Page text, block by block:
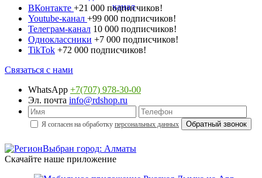
ВКонтакте +21 000 подписчиков!
Youtube-канал +99 000 подписчиков!
Телеграм-канал 10 000 подписчиков!
Одноклассники +7 000 подписчиков!
TikTok +72 000 подписчиков!
Связаться с нами
WhatsApp +7(707) 978-30-00
Эл. почта info@rdshop.ru
Я согласен на обработку персональных данных
Выбран город: Алматы
Скачайте наше приложение